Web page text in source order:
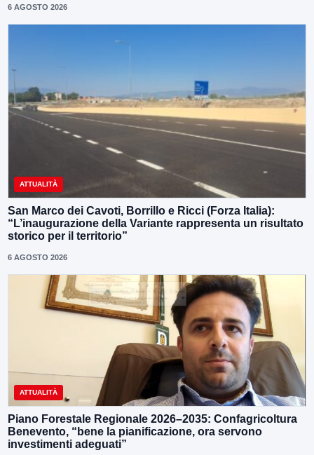
6 AGOSTO 2026
ATTUALITÀ
San Marco dei Cavoti, Borrillo e Ricci (Forza Italia):
“L’inaugurazione della Variante rappresenta un risultato
storico per il territorio”
6 AGOSTO 2026
ATTUALITÀ
Piano Forestale Regionale 2026–2035: Confagricoltura
Benevento, “bene la pianificazione, ora servono
investimenti adeguati”